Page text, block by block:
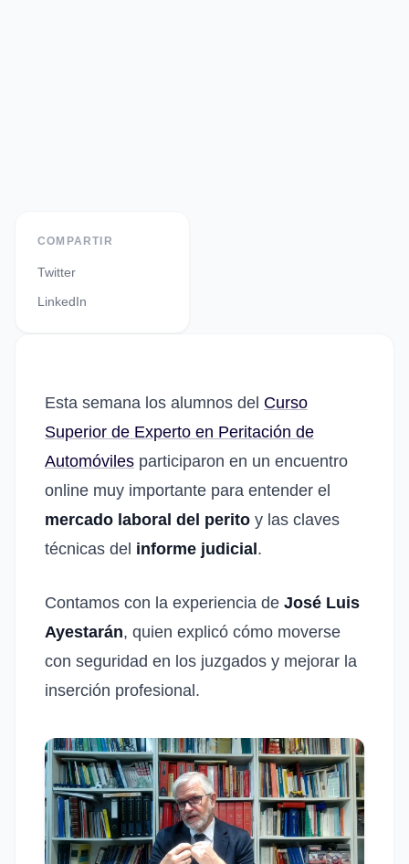
COMPARTIR
Twitter
LinkedIn
Esta semana los alumnos del Curso
Superior de Experto en Peritación de
Automóviles participaron en un encuentro
online muy importante para entender el
mercado laboral del perito y las claves
técnicas del informe judicial.
Contamos con la experiencia de José Luis
Ayestarán, quien explicó cómo moverse
con seguridad en los juzgados y mejorar la
inserción profesional.